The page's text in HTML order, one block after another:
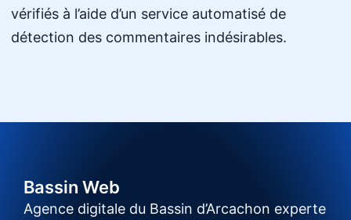
vérifiés à l’aide d’un service automatisé de
détection des commentaires indésirables.
Bassin Web
Agence digitale du Bassin d’Arcachon experte